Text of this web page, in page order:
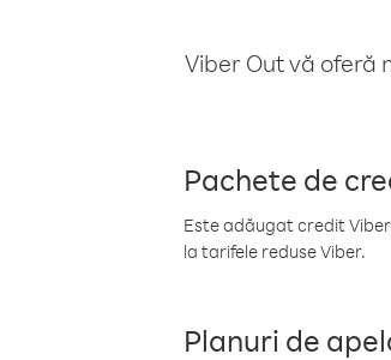
Viber Out vă oferă
Pachete de
Este adăugat credit
la tarifele reduse Viber.
Planuri de